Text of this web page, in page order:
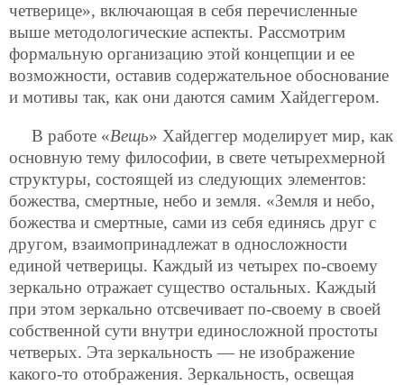
четверице», включающая в себя перечисленные
выше методологические аспекты. Рассмотрим
формальную организацию этой концепции и ее
возможности, оставив содержательное обоснование
и мотивы так, как они даются самим Хайдеггером.
В работе «Вещь» Хайдеггер моделирует мир, как
основную тему философии, в свете четырехмерной
структуры, состоящей из следующих элементов:
божества, смертные, небо и земля. «Земля и небо,
божества и смертные, сами из себя единясь друг с
другом, взаимопринадлежат в односложности
единой четверицы. Каждый из четырех по-своему
зеркально отражает существо остальных. Каждый
при этом зеркально отсвечивает по-своему в своей
собственной сути внутри единосложной простоты
четверых. Эта зеркальность — не изображение
какого-то отображения. Зеркальность, освещая